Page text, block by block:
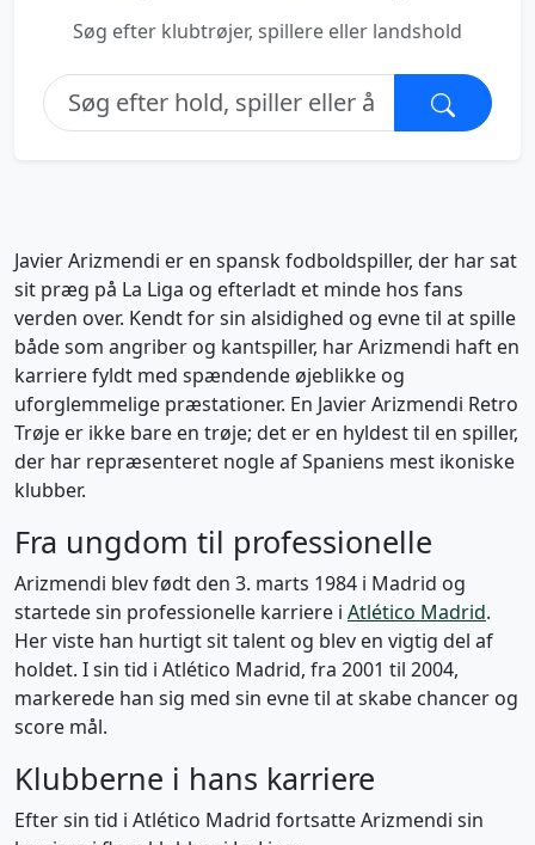
Søg efter klubtrøjer, spillere eller landshold
Javier Arizmendi er en spansk fodboldspiller, der har sat
sit præg på La Liga og efterladt et minde hos fans
verden over. Kendt for sin alsidighed og evne til at spille
både som angriber og kantspiller, har Arizmendi haft en
karriere fyldt med spændende øjeblikke og
uforglemmelige præstationer. En Javier Arizmendi Retro
Trøje er ikke bare en trøje; det er en hyldest til en spiller,
der har repræsenteret nogle af Spaniens mest ikoniske
klubber.
Fra ungdom til professionelle
Arizmendi blev født den 3. marts 1984 i Madrid og
startede sin professionelle karriere i Atlético Madrid.
Her viste han hurtigt sit talent og blev en vigtig del af
holdet. I sin tid i Atlético Madrid, fra 2001 til 2004,
markerede han sig med sin evne til at skabe chancer og
score mål.
Klubberne i hans karriere
Efter sin tid i Atlético Madrid fortsatte Arizmendi sin